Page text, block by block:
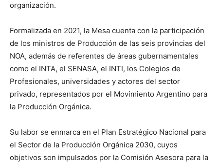
organización.
Formalizada en 2021, la Mesa cuenta con la participación
de los ministros de Producción de las seis provincias del
NOA, además de referentes de áreas gubernamentales
como el INTA, el SENASA, el INTI, los Colegios de
Profesionales, universidades y actores del sector
privado, representados por el Movimiento Argentino para
la Producción Orgánica.
Su labor se enmarca en el Plan Estratégico Nacional para
el Sector de la Producción Orgánica 2030, cuyos
objetivos son impulsados por la Comisión Asesora para la